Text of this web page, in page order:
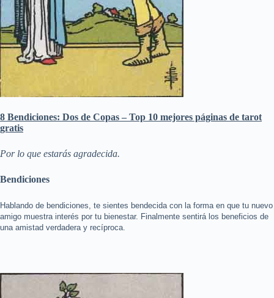
8 Bendiciones: Dos de Copas – Top 10 mejores páginas de tarot
gratis
Por lo que estarás agradecida.
Bendiciones
Hablando de bendiciones, te sientes bendecida con la forma en que tu nuevo
amigo muestra interés por tu bienestar. Finalmente sentirá los beneficios de
una amistad verdadera y recíproca.